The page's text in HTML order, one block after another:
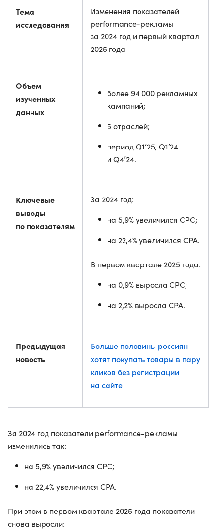
Тема
исследования
Изменения показателей
performance-рекламы
за 2024 год и первый квартал
2025 года
Объем
изученных
данных
более 94 000 рекламных
кампаний;
5 отраслей;
период Q1’25, Q1’24
и Q4’24.
Ключевые
выводы
по показателям
За 2024 год:
на 5,9% увеличился CPC;
на 22,4% увеличился CPA.
В первом квартале 2025 года:
на 0,9% выросла CPC;
на 2,2% выросла CPA.
Предыдущая
новость
Больше половины россиян
хотят покупать товары в пару
кликов без регистрации
на сайте
За 2024 год показатели performance-рекламы
изменились так:
на 5,9% увеличился CPC;
на 22,4% увеличился CPA.
При этом в первом квартале 2025 года показатели
снова выросли: